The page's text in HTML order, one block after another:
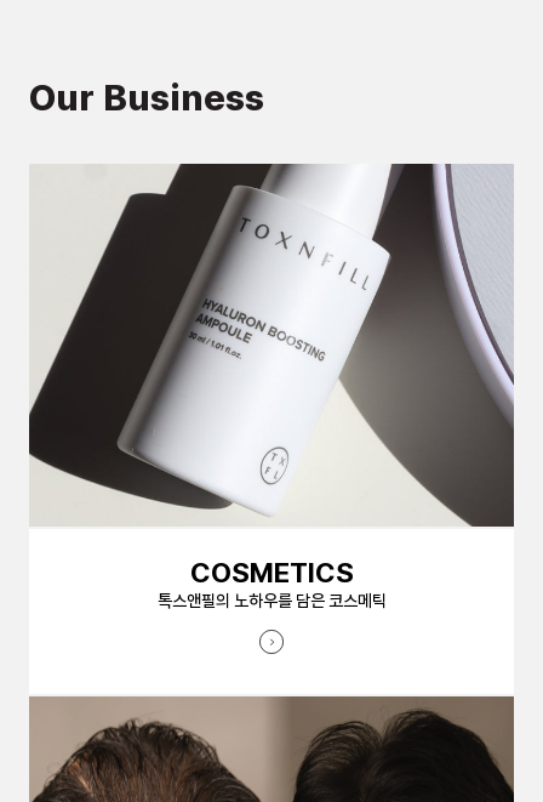
Our Business
COSMETICS
톡스앤필의 노하우를 담은 코스메틱